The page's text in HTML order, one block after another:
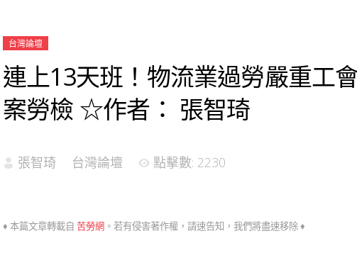
台灣論壇
連上13天班！物流業過勞嚴重工
案勞檢 ☆作者： 張智琦
張智琦 台灣論壇 點擊數: 2230
♦ 本篇文章轉載自 苦勞網 。若有侵害著作權，請速告知，我們將盡速移除 ♦